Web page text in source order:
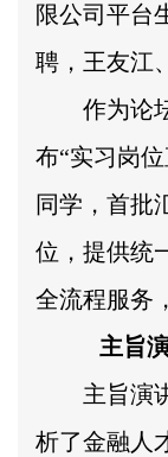
限公司平台
聘，王友江
作为论
布“实习岗
同学，首批
位，提供统
全流程服务
主旨
主旨演
析了金融人